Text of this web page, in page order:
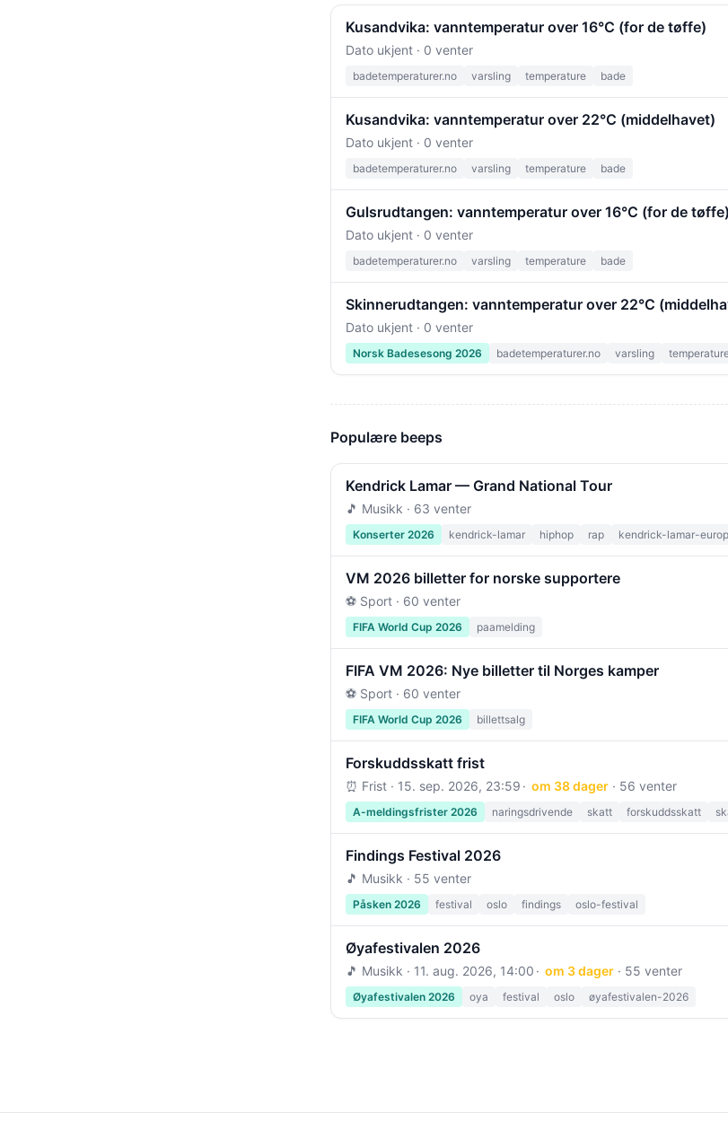
Kusandvika: vanntemperatur over 16°C (for de tøffe)
Dato ukjent · 0 venter
badetemperaturer.no varsling temperature bade
Kusandvika: vanntemperatur over 22°C (middelhavet)
Dato ukjent · 0 venter
badetemperaturer.no varsling temperature bade
Gulsrudtangen: vanntemperatur over 16°C (for de tøffe)
Dato ukjent · 0 venter
badetemperaturer.no varsling temperature bade
Skinnerudtangen: vanntemperatur over 22°C
Dato ukjent · 0 venter
Norsk Badesesong 2026 badetemperaturer.no varsling
Populære beeps
Kendrick Lamar — Grand National Tour
🎵 Musikk · 63 venter
Konserter 2026 kendrick-lamar hiphop rap kendrick-lamar-
VM 2026 billetter for norske supportere
⚽ Sport · 60 venter
FIFA World Cup 2026 paamelding
FIFA VM 2026: Nye billetter til Norges kamper
⚽ Sport · 60 venter
FIFA World Cup 2026 billettsalg
Forskuddsskatt frist
⏰ Frist · 15. sep. 2026, 23:59 om 38 dager· 56 venter
A-meldingsfrister 2026 naringsdrivende skatt forskuddsskatt
Findings Festival 2026
🎵 Musikk · 55 venter
Påsken 2026 festival oslo findings oslo-festival
Øyafestivalen 2026
🎵 Musikk · 11. aug. 2026, 14:00 om 3 dager· 55 venter
Øyafestivalen 2026 oya festival oslo øyafestivalen-2026